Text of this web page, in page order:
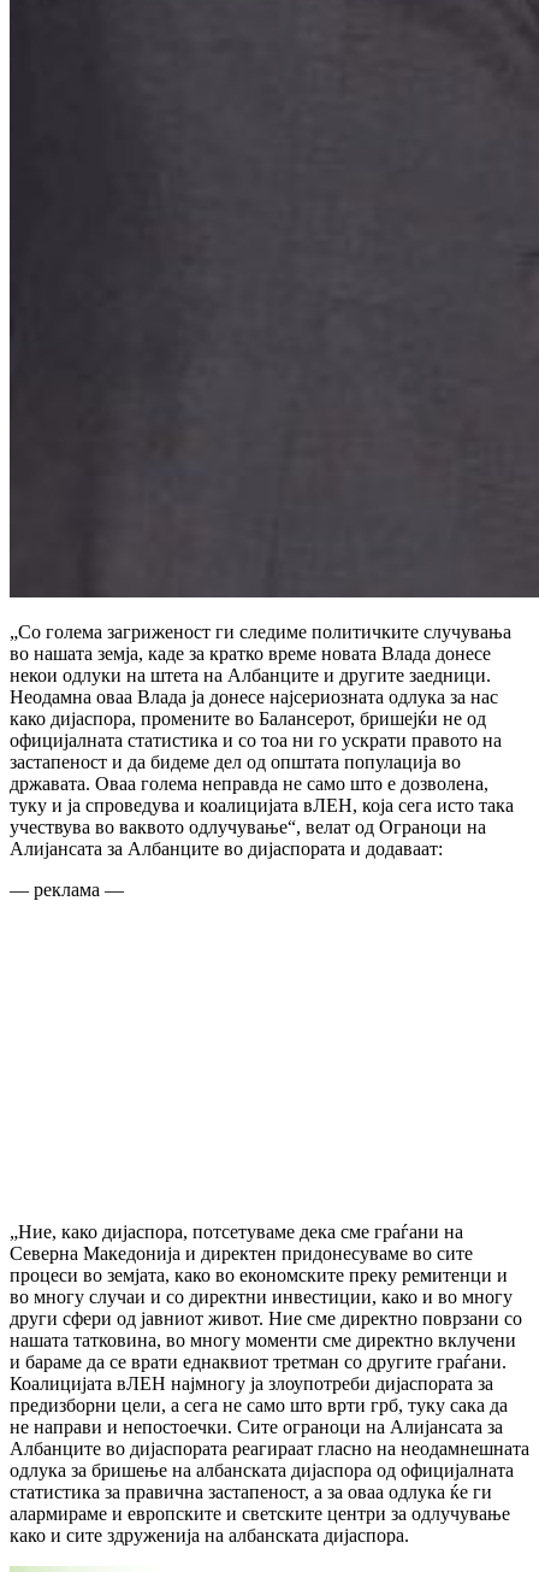
„Со голема загриженост ги следиме политичките случувања
во нашата земја, каде за кратко време новата Влада донесе
некои одлуки на штета на Албанците и другите заедници.
Неодамна оваа Влада ја донесе најсериозната одлука за нас
како дијаспора, промените во Балансерот, бришејќи не од
официјалната статистика и со тоа ни го ускрати правото на
застапеност и да бидеме дел од општата популација во
државата. Оваа голема неправда не само што е дозволена,
туку и ја спроведува и коалицијата вЛЕН, која сега исто така
учествува во ваквото одлучување“, велат од Ограноци на
Алијансата за Албанците во дијаспората и додаваат:
— реклама —
„Ние, како дијаспора, потсетуваме дека сме граѓани на
Северна Македонија и директен придонесуваме во сите
процеси во земјата, како во економските преку ремитенци и
во многу случаи и со директни инвестиции, како и во многу
други сфери од јавниот живот. Ние сме директно поврзани со
нашата татковина, во многу моменти сме директно вклучени
и бараме да се врати еднаквиот третман со другите граѓани.
Коалицијата вЛЕН најмногу ја злоупотреби дијаспората за
предизборни цели, а сега не само што врти грб, туку сака да
не направи и непостоечки. Сите ограноци на Алијансата за
Албанците во дијаспората реагираат гласно на неодамнешната
одлука за бришење на албанската дијаспора од официјалната
статистика за правична застапеност, а за оваа одлука ќе ги
алармираме и европските и светските центри за одлучување
како и сите здруженија на албанската дијаспора.